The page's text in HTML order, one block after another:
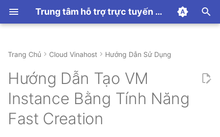
Trung tâm hỗ trợ trực tuyến VinaHost
y
e
t
o
2. Hướng dẫn tạo VM
Instance bằng tính năng
Fast Creation
Windows Hosting
Linux VPS
Windows VPS
Email Server
Email Marketing
Những Lỗi Thường Gặp
License
Domain
Lỗi Thường Gặp
Minecraft
Palworld
Trang Chủ Cloud Vinahost Hướng Dẫn Sử Dụng
Hướng Dẫn Tạo VM
Instance Bằng Tính Năng
Fast Creation